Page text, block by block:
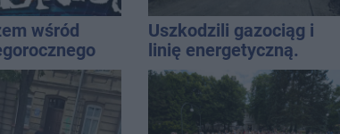
wśród
Uszkodzili gazociąg i
linię energetyczną.
Interweniowały służby